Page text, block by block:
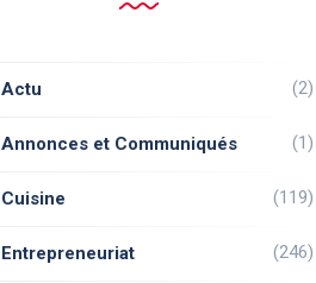
Actu (2)
Annonces et Communiqués (1)
Cuisine (119)
Entrepreneuriat (246)